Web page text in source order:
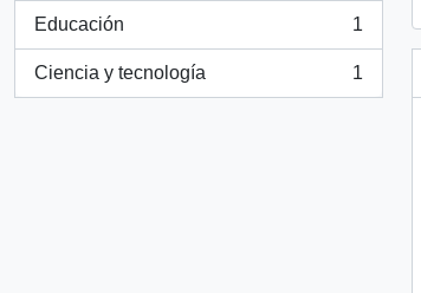
Educación
, 1 resultados
1
Ciencia y tecnología
, 1 resultados
1